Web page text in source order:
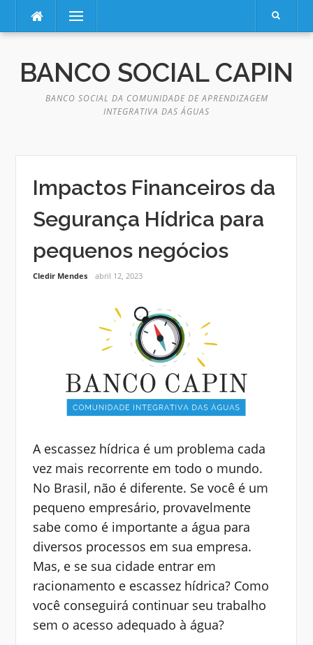
para
conteúdo
Menu
BANCO SOCIAL CAPIN
BANCO SOCIAL DA COMUNIDADE DE APRENDIZAGEM
INTEGRATIVA DAS ÁGUAS
Impactos Financeiros da
Segurança Hídrica para
pequenos negócios
Cledir Mendes abril 12, 2023
A escassez hídrica é um problema cada
vez mais recorrente em todo o mundo.
No Brasil, não é diferente. Se você é um
pequeno empresário, provavelmente
sabe como é importante a água para
diversos processos em sua empresa.
Mas, e se sua cidade entrar em
racionamento e escassez hídrica? Como
você conseguirá continuar seu trabalho
sem o acesso adequado à água?